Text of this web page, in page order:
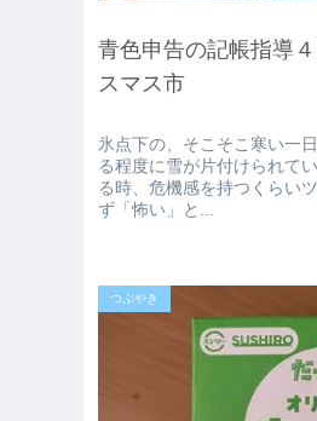
青色申告の記帳指導
スマス市
氷点下の、そこそこ寒い一
る程度に雪が片付けられて
る時、危機感を持つくらい
ず「怖い」と...
つぶやき